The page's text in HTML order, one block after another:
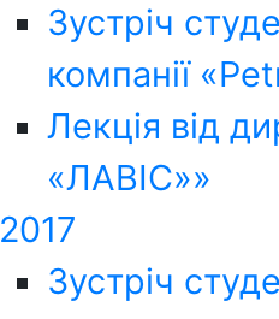
Зустріч
компанії
Лекція від
«ЛАВІС»»
2017
Зустріч